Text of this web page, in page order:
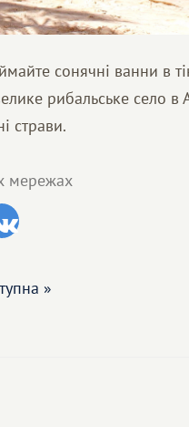
сонячні ванни в
рибальське село в
страви.
мережах
»